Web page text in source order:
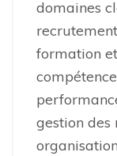
domaines
formation
gestion